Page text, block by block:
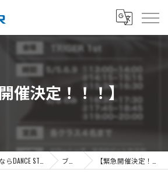
開催決定！！！】
ブログ 【緊急開催決定！！！】